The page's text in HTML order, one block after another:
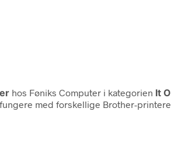
hos Føniks Computer i kategorien It
med forskellige Brother-